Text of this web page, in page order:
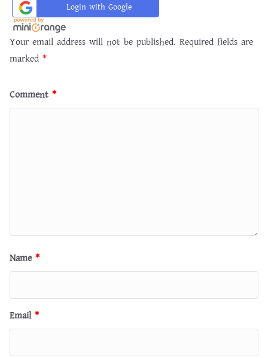
Login with Google
Your email address will not be published. Required fields are
marked *
Comment *
Name *
Email *